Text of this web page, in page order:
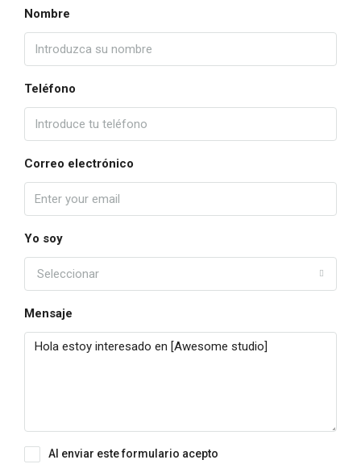
Nombre
Teléfono
Correo electrónico
Yo soy
Seleccionar
Mensaje
Al enviar este formulario acepto